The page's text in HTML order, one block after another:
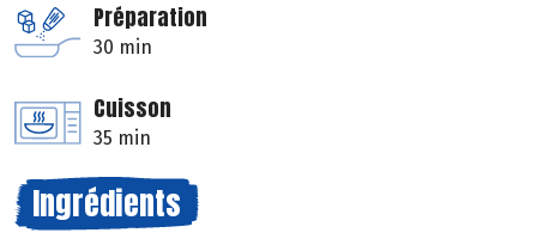
Préparation
30 min
Cuisson
35 min
Ingrédients